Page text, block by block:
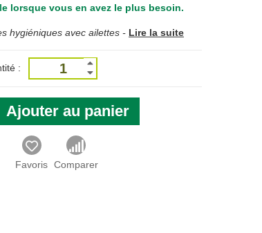
lorsque vous en avez le plus besoin.
hygiéniques avec ailettes - Lire la suite
:
Ajouter au panier
Favoris Comparer